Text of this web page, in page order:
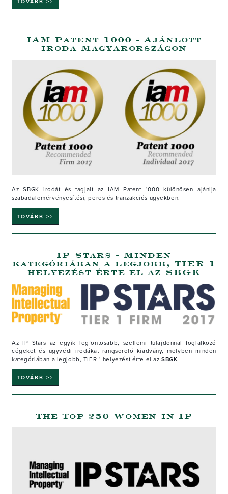
IAM Patent 1000 - Ajánlott
iroda Magyarországon
Az SBGK irodát és tagjait az IAM Patent 1000 különösen ajánlja
szabadalomérvényesítési, peres és tranzakciós ügyekben.
TOVÁBB >>
IP Stars - Minden
kategóriában a legjobb, TIER 1
helyezést érte el az SBGK
Az IP Stars az egyik legfontosabb, szellemi tulajdonnal foglalkozó
cégeket és ügyvédi irodákat rangsoroló kiadvány, melyben minden
kategóriában a legjobb, TIER 1 helyezést érte el azSBGK.
TOVÁBB >>
The Top 250 Women in IP